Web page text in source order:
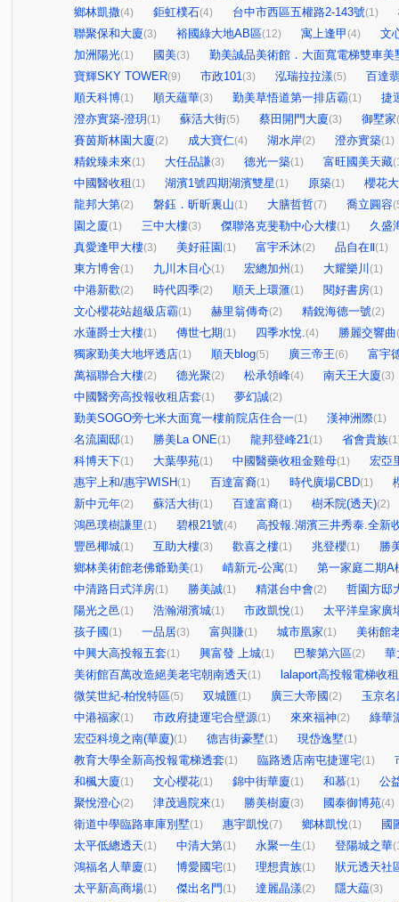
鄉林凱撒(4) 鉅虹樸石(4) 台中市西區五權路2-143號(1)
聯聚保和大廈(3) 裕國綠大地AB區(12) 寓上逢甲 (4)
文
加洲陽光(1) 國美(3)
勤美誠品美術館．大面寬電梯雙車美
寶輝SKY TOWER(9) 市政101(3) 泓瑞拉拉漾(5)
百達
順天科博(1) 順天蘊華(3) 勤美草悟道第一排店霸(1)
捷
澄亦實築-澄玥 (1) 蘇活大街(5) 蔡田開門大廈(3) 御墅家
賽茵斯林園大廈(2) 成大寶仁(4) 湖水岸(2) 澄亦實築(1)
精銳臻未來(1) 大任品謙(3) 德光一築(1) 富旺國美天藏
中國醫收租 (1) 湖濱1號四期湖濱雙星(1) 原築(1)
櫻花
龍邦大第(2) 磐鈺．昕昕裏山(1) 大膳哲哲(7) 喬立圓容
園之廈(1) 三中大樓(3) 傑聯洛克斐勒中心大樓(1)
久盛
真愛逢甲大樓(3) 美好莊園 (1) 富宇禾沐(2) 品自在Ⅱ(1)
東方博舍(1) 九川木目心(1) 宏總加州 (1) 大耀樂川 (1)
中港新歡(2) 時代四季(2) 順天上環滙(1) 閱好書房(1)
文心櫻花站超級店霸(1) 赫里翁傳奇(2) 精銳海德一號(2)
水蓮爵士大樓(1) 傳世七期(1) 四季水悅.(4) 勝麗交響曲
獨家勤美大地坪透店(1) 順天blog(5) 廣三帝王(6)
富宇
萬福聯合大樓(2) 德光聚(2) 松承領峰(4) 南天王大廈(3)
中國醫旁高投報收租店套(1) 夢幻誠(2)
勤美SOGO旁七米大面寬一樓前院店住合一(1) 漢神洲際(1)
名流園邸(1) 勝美La ONE(1) 龍邦登峰21(1) 省會貴族
科博天下(1) 大葉學苑(1) 中國醫藥收租金雞母(1)
宏亞
惠宇上和/惠宇WISH(1) 百達富裔(1) 時代廣場CBD(1)
新中元年(2) 蘇活大街(1) 百達富裔(1) 樹禾院(透天)(2)
鴻邑璞樹謙里(1) 碧根21號(4)
高投報.湖濱三井秀泰.全新
豐邑椰城(1) 互助大樓(3) 歡喜之樓(1) 兆登櫻(1)
勝
鄉林美術館老佛爺勤美(1) 崝新元-公寓(1)
第一家庭二期A
中清路日式洋房(1) 勝美誠(1) 精湛台中會(2)
哲園方邸
陽光之邑(1) 浩瀚湖濱城(1) 市政凱悅(1)
太平洋皇家廣
孩子國 (1) 一品居(3) 富與賺(1) 城市凰家(1)
美術館
中興大高投報五套(1) 興富發 上城(1) 巴黎第六區(2)
華
美術館百萬改造絕美老宅朝南透天(1)
lalaport高投報電梯收
微笑世紀-柏悅特區(5) 双城匯(1) 廣三大帝國 (2)
玉京名
中港福家(1) 市政府捷運宅合壁源(1) 來來福神(2)
綠華
宏亞科境之南(華廈)(1) 德吉街豪墅(1) 現岱逸墅(1)
教育大學全新高投報電梯透套(1) 臨路透店南屯捷運宅(1)
和楓大廈(1) 文心櫻花(1) 錦中街華廈(1) 和慕(1)
公
聚悅澄心(2) 津茂過院來(1) 勝美樹廈(3) 國泰御博苑(4)
衛道中學臨路車庫別墅(1) 惠宇凱悅(7) 鄉林凱悅(1)
國
太平低總透天(1) 中清大第(1) 永聚一生(1) 登陽城之華
鴻福名人華廈(1) 博愛國宅(1) 理想貴族(1)
狀元透天社
太平新高商場(1) 傑出名門 (1) 達麗晶漾(2) 隱大藴(3)